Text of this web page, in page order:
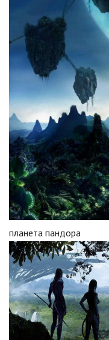
планета пандора